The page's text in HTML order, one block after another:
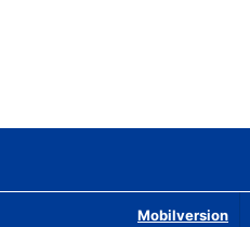
Mobilversion